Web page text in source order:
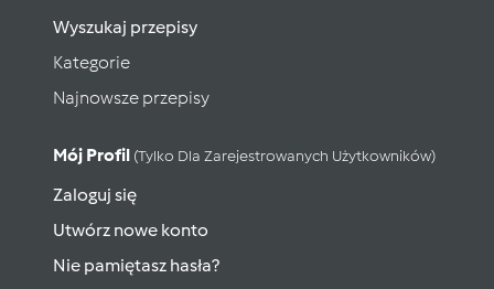
Wyszukaj przepisy
Kategorie
Najnowsze przepisy
Mój Profil (tylko Dla Zarejestrowanych Użytkowników)
Zaloguj się
Utwórz nowe konto
Nie pamiętasz hasła?